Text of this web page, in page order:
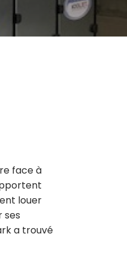
face à
louer
ses
a trouvé